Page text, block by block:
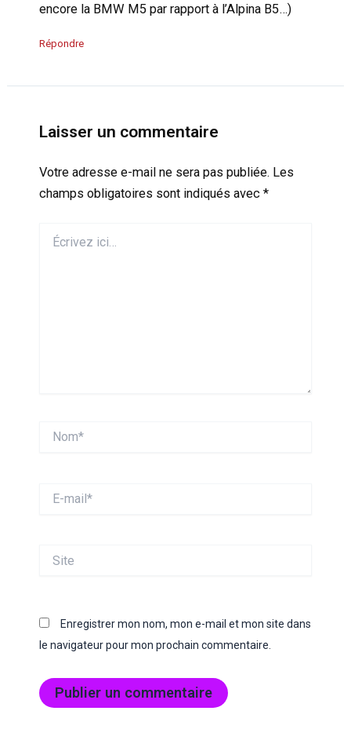
encore la BMW M5 par rapport à l’Alpina B5…)
Répondre
Laisser un commentaire
Votre adresse e-mail ne sera pas publiée. Les
champs obligatoires sont indiqués avec *
ici…
mail*
Enregistrer mon nom, mon e-mail et mon site dans
le navigateur pour mon prochain commentaire.